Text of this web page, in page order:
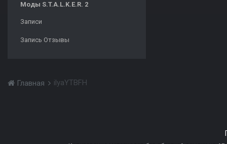
Моды S.T.A.L.K.E.R. 2
Записи
Запись Отзывы
Главная ilyaYTBFH